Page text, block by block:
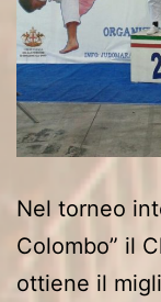
Nel torneo
Colombo” il
ottiene il